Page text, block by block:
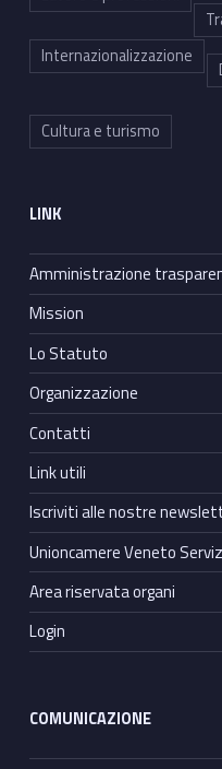
Internazionalizzazione
Cultura e turismo
LINK
Amministrazione
Mission
Lo Statuto
Organizzazione
Contatti
Link utili
Iscriviti alle nostre
Unioncamere Veneto
Area riservata organi
Login
COMUNICAZIONE